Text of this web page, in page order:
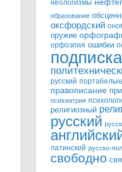
неологизмы
образование
оксфордский
оружие
орфоэпия ошибки
подписка
русский
правописание
психиатрия
религиозный
русский
латинский русско-
свободно